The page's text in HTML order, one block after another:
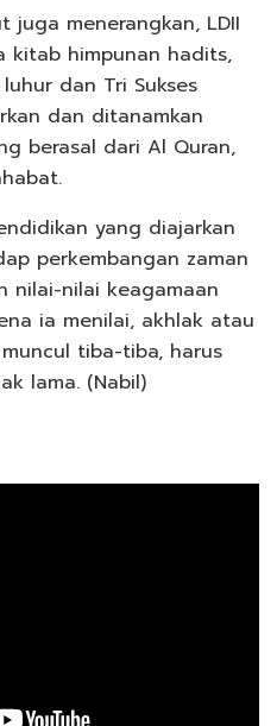
juga menerangkan, LDII
kitab himpunan hadits,
dan Tri Sukses
dan ditanamkan
berasal dari Al Quran,
yang diajarkan
perkembangan zaman
nilai-nilai keagamaan
ia menilai, akhlak atau
tiba-tiba, harus
lama. (Nabil)